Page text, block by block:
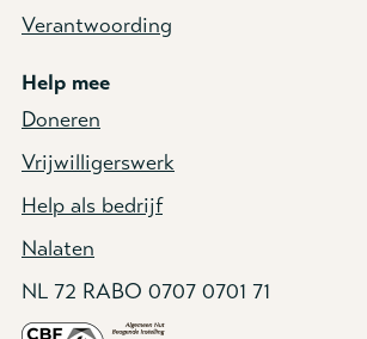
Verantwoording
Help mee
Doneren
Vrijwilligerswerk
Help als bedrijf
Nalaten
NL 72 RABO 0707 0701 71